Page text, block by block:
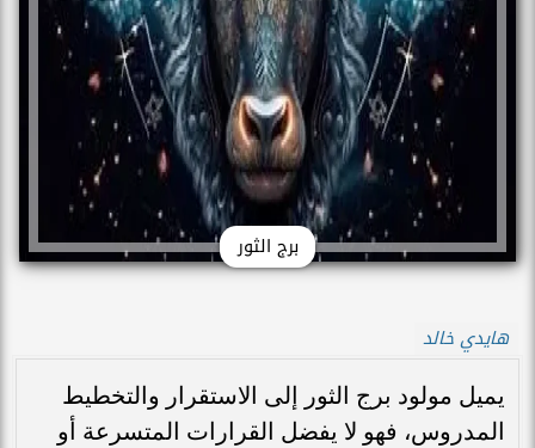
برج الثور
هايدي خالد
يميل مولود برج الثور إلى الاستقرار والتخطيط
المدروس، فهو لا يفضل القرارات المتسرعة أو